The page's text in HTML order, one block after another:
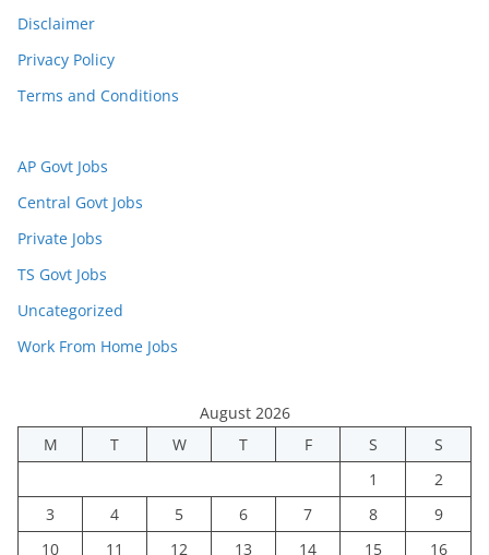
Disclaimer
Privacy Policy
Terms and Conditions
AP Govt Jobs
Central Govt Jobs
Private Jobs
TS Govt Jobs
Uncategorized
Work From Home Jobs
August 2026
M
T W T F S
S
1
2
3
4 5 6 7 8
9
10
11 12 13 14 15 16